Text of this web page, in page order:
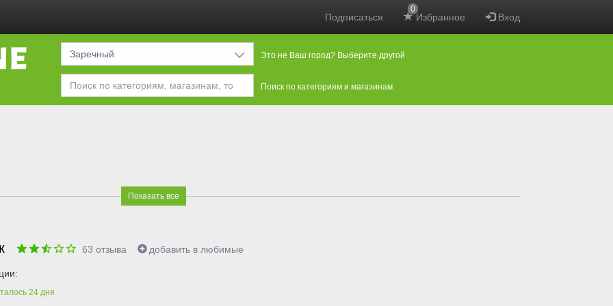
Подписаться Избранное
0
Вход
Заречный Это не Ваш город? Выберите другой
Поиск по категориям и магазинам
Показать все
63 отзыва добавить в любимые
24дня